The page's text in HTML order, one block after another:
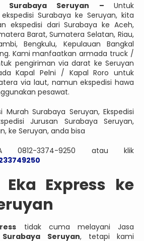
Surabaya Seruyan – Untuk
Surabaya ke Seruyan, kita
ekspedisi dari Surabaya ke Aceh,
Barat, Sumatera Selatan, Riau,
Bengkulu, Kepulauan Bangkal
Kami manfaatkan armada truck /
pengiriman via darat ke Seruyan
Kapal Pelni / Kapal Roro untuk
via laut, namun ekspedisi hawa
pesawat.
Surabaya Seruyan, Ekspedisi
Jurusan Surabaya Seruyan,
ke Seruyan, anda bisa
3374-9250 atau klik
Express ke
tidak cuma melayani Jasa
Seruyan, tetapi kami